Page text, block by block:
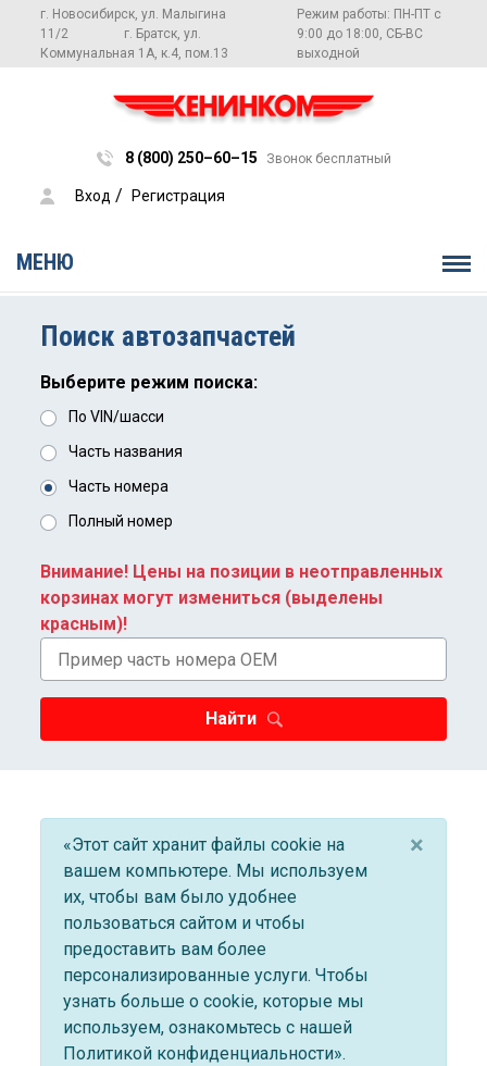
г. Новосибирск, ул. Малыгина
11/2
г. Братск, ул.
Коммунальная 1А, к.4, пом.13
Режим работы: ПН-ПТ с
9:00 до 18:00, СБ-ВС
выходной
8 (800) 250–60–15 Звонок бесплатный
Вход / Регистрация
МЕНЮ
Поиск автозапчастей
Выберите режим поиска:
По VIN/шасси
Часть названия
Часть номера
Полный номер
Внимание! Цены на позиции в неотправленных
корзинах могут измениться (выделены
красным)!
Найти
«Этот сайт хранит файлы cookie на
вашем компьютере. Мы используем
их, чтобы вам было удобнее
пользоваться сайтом и чтобы
предоставить вам более
персонализированные услуги. Чтобы
узнать больше о cookie, которые мы
используем, ознакомьтесь с нашей
Политикой конфиденциальности».
×